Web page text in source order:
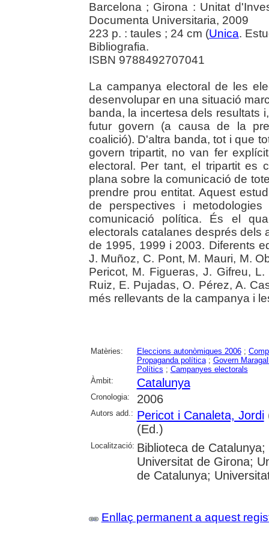
Barcelona ; Girona : Unitat
Documenta Universitaria, 2009
223 p. : taules ; 24 cm (Unica.
Bibliografia.
ISBN 9788492707041
La campanya electoral de les
desenvolupar en una situació
banda, la incertesa dels resultats
futur govern (a causa de la
coalició). D'altra banda, tot i que
govern tripartit, no van fer
electoral. Per tant, el tripartit es
plana sobre la comunicació de
prendre prou entitat. Aquest
de perspectives i
comunicació política. És el
electorals catalanes després dels
de 1995, 1999 i 2003. Diferents
J. Muñoz, C. Pont, M. Mauri, M.
Pericot, M. Figueras, J. Gifreu,
Ruiz, E. Pujadas, O. Pérez, A.
més rellevants de la campanya i
Matèries: Eleccions autonòmiques 2006;
Propaganda política; Govern
Polítics ; Campanyes electorals
Àmbit:
Catalunya
Cronologia: 2006
Autors add.: Pericot i Canaleta, Jordi
(Ed.)
Localització: Biblioteca de
Universitat de Girona;
de Catalunya;
Enllaç permanent a aquest